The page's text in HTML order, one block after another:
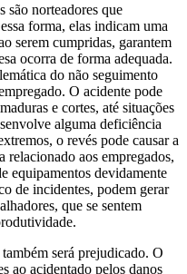
norteadores que
forma, elas indicam uma
serem cumpridas, garantem
ocorra de forma adequada.
do não seguimento
O acidente pode
e cortes, até situações
alguma deficiência
o revés pode causar a
aos empregados,
equipamentos devidamente
de incidentes, podem gerar
que se sentem
será prejudicado. O
ao acidentado pelos danos